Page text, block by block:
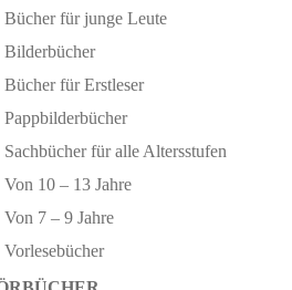
Bücher für junge Leute
Bilderbücher
Bücher für Erstleser
Pappbilderbücher
Sachbücher für alle Altersstufen
Von 10 – 13 Jahre
Von 7 – 9 Jahre
Vorlesebücher